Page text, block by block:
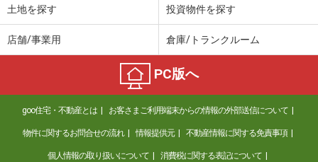
福井県福井市開発５丁目
4.05万円
住 所
福井県福井市開発５丁目
専有面積 28.11m²
間取り
ワンルーム
福井県福井市石盛１丁目
土地を探す 投資物件を探す
店舗/事業用 倉庫/トランクルーム
PC版へ
goo住宅・不動産とは お客さまご利用端末からの情報の外部送信について
物件に関するお問合せの流れ 情報提供元 不動産情報に関する免責事項
個人情報の取り扱いについて 消費税に関する表記について